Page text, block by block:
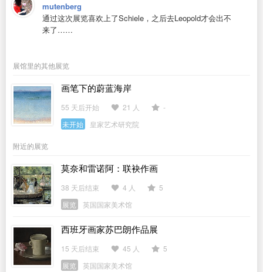
mutenberg
通过这次展览喜欢上了Schiele，之后去Leopold才会出不
来了……
展馆里的其他展览
画笔下的蔚蓝海岸
55 天后开始 21 人
-
未开始
皇家艺术研究院
附近的展览
莫奈和雷诺阿：联袂作画
38 天后结束 4 人
5
展览
英国国家美术馆
西班牙画家苏巴朗作品展
15 天后结束 45 人
5
展览
英国国家美术馆